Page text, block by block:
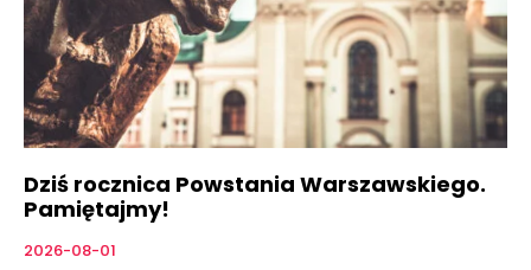
Dziś rocznica Powstania Warszawskiego.
Pamiętajmy!
2026-08-01